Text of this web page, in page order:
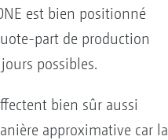
est bien positionné
part de production
possibles.
bien sûr aussi
approximative car la